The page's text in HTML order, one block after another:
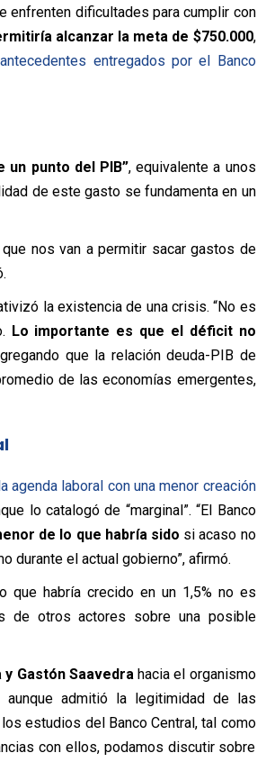
enfrenten dificultades para cumplir con
alcanzar la meta de $750.000,
antecedentes entregados por el Banco
punto del PIB”, equivalente a unos
de este gasto se fundamenta en un
nos van a permitir sacar gastos de
la existencia de una crisis. “No es
Lo importante es que el déficit no
que la relación deuda-PIB de
de las economías emergentes,
agenda laboral con una menor creación
lo catalogó de “marginal”. “El Banco
de lo que habría sido si acaso no
durante el actual gobierno”, afirmó.
que habría crecido en un 1,5% no es
de otros actores sobre una posible
Gastón Saavedrahacia el organismo
aunque admitió la legitimidad de las
estudios del Banco Central, tal como
con ellos, podamos discutir sobre